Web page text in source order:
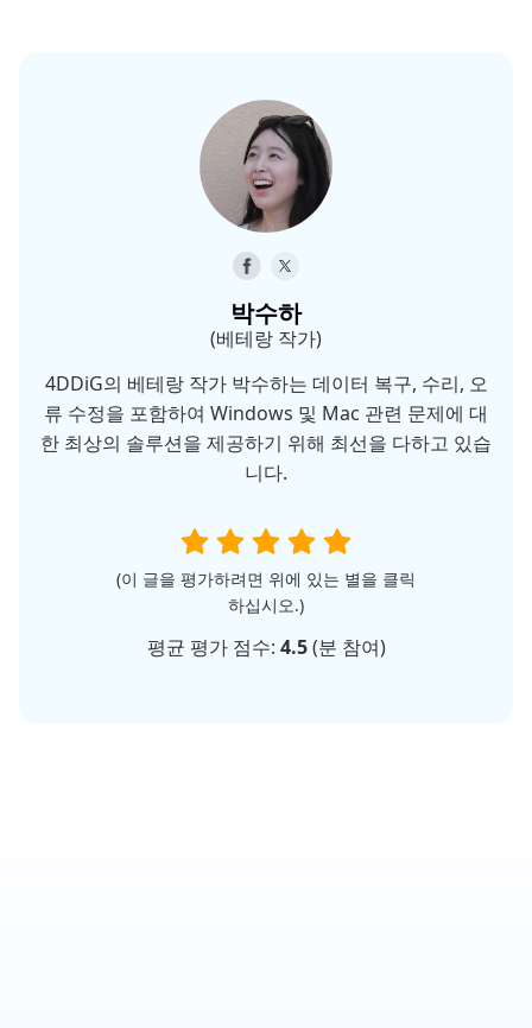
박수하
(베테랑 작가)
4DDiG의 베테랑 작가 박수하는 데이터 복구, 수리, 오
류 수정을 포함하여 Windows 및 Mac 관련 문제에 대
한 최상의 솔루션을 제공하기 위해 최선을 다하고 있습
니다.
(이 글을 평가하려면 위에 있는 별을 클릭
하십시오.)
평균 평가 점수: 4.5(분 참여)